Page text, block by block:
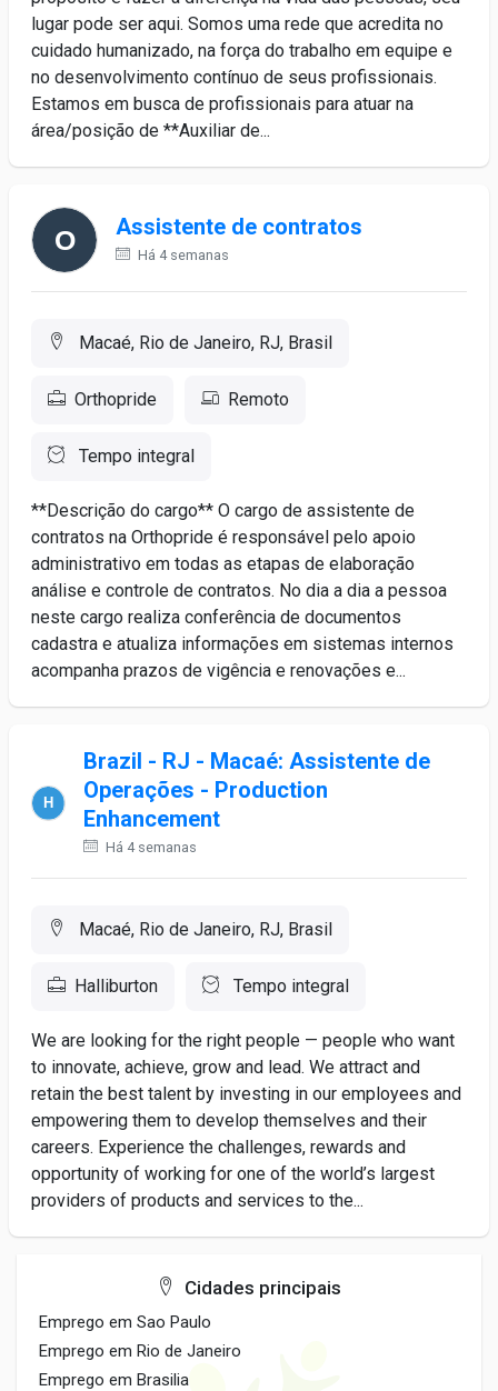
lugar pode ser aqui. Somos uma rede que acredita no
cuidado humanizado, na força do trabalho em equipe e
no desenvolvimento contínuo de seus profissionais.
Estamos em busca de profissionais para atuar na
área/posição de **Auxiliar de...
Assistente de contratos
Há 4 semanas
Macaé, Rio de Janeiro, RJ, Brasil
Orthopride Remoto
Tempo integral
**Descrição do cargo** O cargo de assistente de
contratos na Orthopride é responsável pelo apoio
administrativo em todas as etapas de elaboração
análise e controle de contratos. No dia a dia a pessoa
neste cargo realiza conferência de documentos
cadastra e atualiza informações em sistemas internos
acompanha prazos de vigência e renovações e...
Brazil - RJ - Macaé: Assistente de
Operações - Production
Enhancement
Há 4 semanas
Macaé, Rio de Janeiro, RJ, Brasil
Halliburton Tempo integral
We are looking for the right people — people who want
to innovate, achieve, grow and lead. We attract and
retain the best talent by investing in our employees and
empowering them to develop themselves and their
careers. Experience the challenges, rewards and
opportunity of working for one of the world’s largest
providers of products and services to the...
Cidades principais
Emprego em Sao Paulo
Emprego em Rio de Janeiro
Emprego em Brasilia